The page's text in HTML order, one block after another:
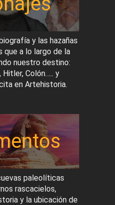
y las hazañas
que a lo largo de la
nuestro destino:
Hitler, Colón….. y
en Artehistoria.
paleolíticas
rascacielos,
y la ubicación de